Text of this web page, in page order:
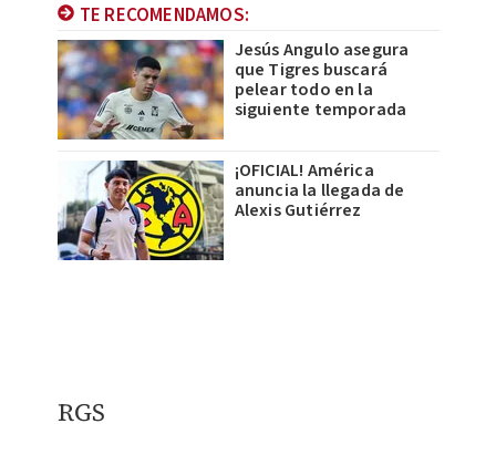
TE RECOMENDAMOS:
Jesús Angulo asegura
que Tigres buscará
pelear todo en la
siguiente temporada
¡OFICIAL! América
anuncia la llegada de
Alexis Gutiérrez
RGS